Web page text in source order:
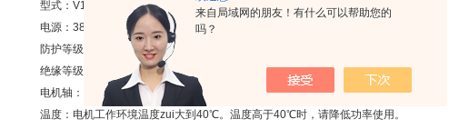
来自局域网的朋友！有什么可以帮助您的
吗？
型式：V1
电源：380V，50HZ
防护等级：IP54
绝缘等级：F
电机轴：不锈钢轴（2Cr13）或45"镀铬。
温度：电机工作环境温度zui大到40℃。温度高于40℃时，请降低功率使用。